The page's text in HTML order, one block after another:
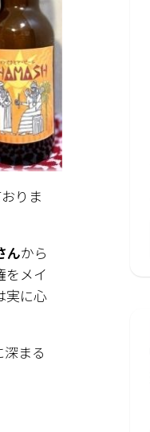
りま
んから
をメイ
実に心
まる